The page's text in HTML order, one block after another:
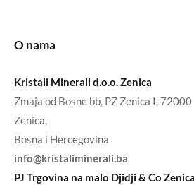
O nama
Kristali Minerali d.o.o. Zenica
Zmaja od Bosne bb, PZ Zenica I, 72000
Zenica,
Bosna i Hercegovina
info@kristaliminerali.ba
PJ Trgovina na malo Djidji & Co Zenica